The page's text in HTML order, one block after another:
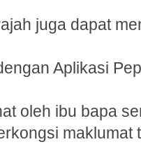
juga dapat
Aplikasi
oleh ibu bapa